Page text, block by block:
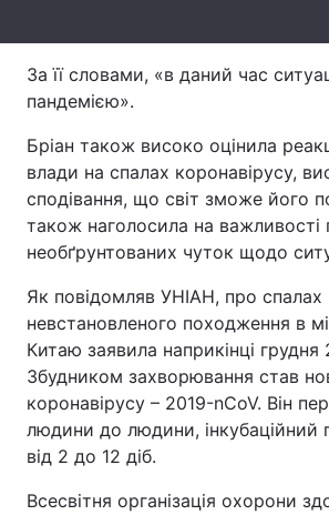
Тема оформлення
За її словами, «в даний час
пандемією».
Бріан також високо оцінила
влади на спалах коронавірусу,
сподівання, що світ зможе його
також наголосила на важливості
необґрунтованих чуток щодо
Як повідомляв УНІАН, про спалах
невстановленого походження в
Китаю заявила наприкінці грудня
Збудником захворювання став
коронавірусу – 2019-nCoV. Він
людини до людини, інкубаційний
від 2 до 12 діб.
Всесвітня організація охорони